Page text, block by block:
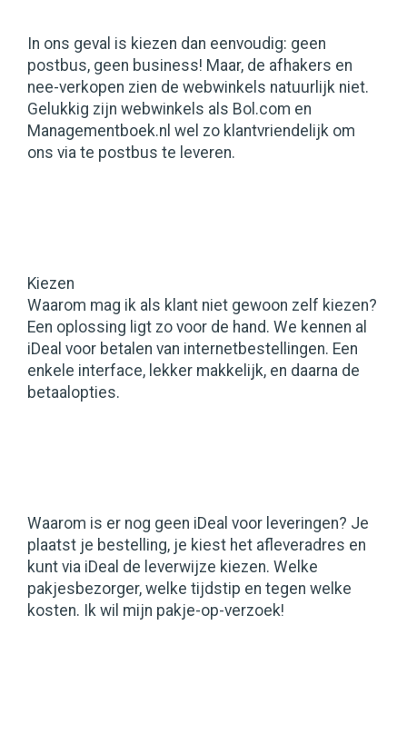
In ons geval is kiezen dan eenvoudig: geen
postbus, geen business! Maar, de afhakers en
nee-verkopen zien de webwinkels natuurlijk niet.
Gelukkig zijn webwinkels als Bol.com en
Managementboek.nl wel zo klantvriendelijk om
ons via te postbus te leveren.
Kiezen
Waarom mag ik als klant niet gewoon zelf kiezen?
Een oplossing ligt zo voor de hand. We kennen al
iDeal voor betalen van internetbestellingen. Een
enkele interface, lekker makkelijk, en daarna de
betaalopties.
Waarom is er nog geen iDeal voor leveringen? Je
plaatst je bestelling, je kiest het afleveradres en
kunt via iDeal de leverwijze kiezen. Welke
pakjesbezorger, welke tijdstip en tegen welke
kosten. Ik wil mijn pakje-op-verzoek!